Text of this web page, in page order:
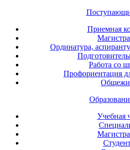
Приемная
Ординатура,
Работа со
Профориентация
Учебная